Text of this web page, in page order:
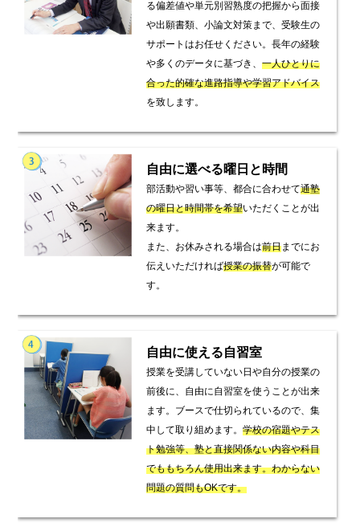
る偏差値や単元別習熟度の把握から面接
や出願書類、小論文対策まで、受験生の
サポートはお任せください。長年の経験
や多くのデータに基づき、一人ひとりに
合った的確な進路指導や学習アドバイス
を致します。
自由に選べる曜日と時間
部活動や習い事等、都合に合わせて通塾
の曜日と時間帯を希望いただくことが出
来ます。
また、お休みされる場合は前日までにお
伝えいただければ授業の振替が可能で
す。
自由に使える自習室
授業を受講していない日や自分の授業の
前後に、自由に自習室を使うことが出来
ます。ブースで仕切られているので、集
中して取り組めます。学校の宿題やテス
ト勉強等、塾と直接関係ない内容や科目
でももちろん使用出来ます。わからない
問題の質問もOKです。